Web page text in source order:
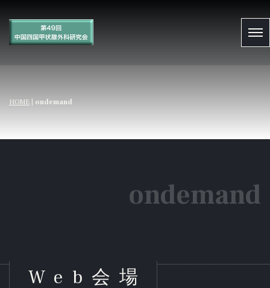
HOME | ondemand
ondemand
Web会場